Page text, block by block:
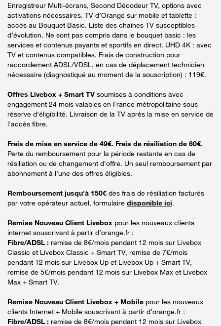
Enregistreur Multi-écrans, Second Décodeur TV, options avec
activations nécessaires. TV d’Orange sur mobile et tablette :
accès au Bouquet Basic. Liste des chaînes TV susceptibles
d’évolution. Ne sont pas compris dans le bouquet basic : les
services et contenus payants et sportifs en direct. UHD 4K : avec
TV et contenus compatibles. Frais de construction pour
raccordement ADSL/VDSL, en cas de déplacement technicien
nécessaire (diagnostiqué au moment de la souscription) : 119€.
Offres Livebox + Smart TV soumises à conditions avec
engagement 24 mois valables en France métropolitaine sous
réserve d’éligibilité. Livraison de la TV après la mise en service de
l'accès fibre.
Frais de mise en service de 49€. Frais de résiliation de 60€.
Perte du remboursement pour la période restante en cas de
résiliation ou de changement d'offre. Un seul remboursement par
abonnement à l’une des offres éligibles.
Remboursement jusqu’à 150€ des frais de résiliation facturés
par votre opérateur actuel, formulaire disponible ici.
Remise Nouveau Client Livebox pour les nouveaux clients
internet souscrivant à partir d’orange.fr :
Fibre/ADSL : remise de 8€/mois pendant 12 mois sur Livebox
Classic et Livebox Classic + Smart TV, remise de 7€/mois
pendant 12 mois sur Livebox Up et Livebox Up + Smart TV,
remise de 5€/mois pendant 12 mois sur Livebox Max et Livebox
Max + Smart TV.
Remise Nouveau Client Livebox + Mobile pour les nouveaux
clients Internet + Mobile souscrivant à partir d’orange.fr :
Fibre/ADSL : remise de 8€/mois pendant 12 mois sur Livebox